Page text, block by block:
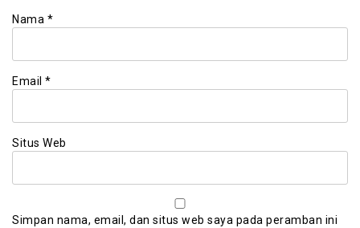
Nama *
Email *
Situs Web
Simpan nama, email, dan situs web saya pada peramban ini